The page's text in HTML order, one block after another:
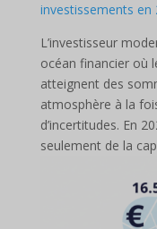
investissements en
L’investisseur
océan financier où
atteignent des
atmosphère à la
d’incertitudes. En
seulement de la